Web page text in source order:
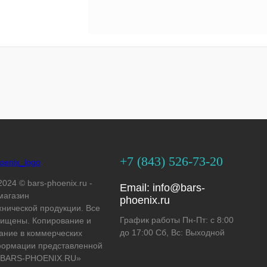
© bars-phoenix.ru -
продукции. Все
Копирование и
в коммерческих
представленной
PHOENIX.RU»
+7 (843) 526-73-20
Email: info@bars-
phoenix.ru
График работы Пн-Пт: с 8:00
до 17:00 Сб, Вс: Выходной